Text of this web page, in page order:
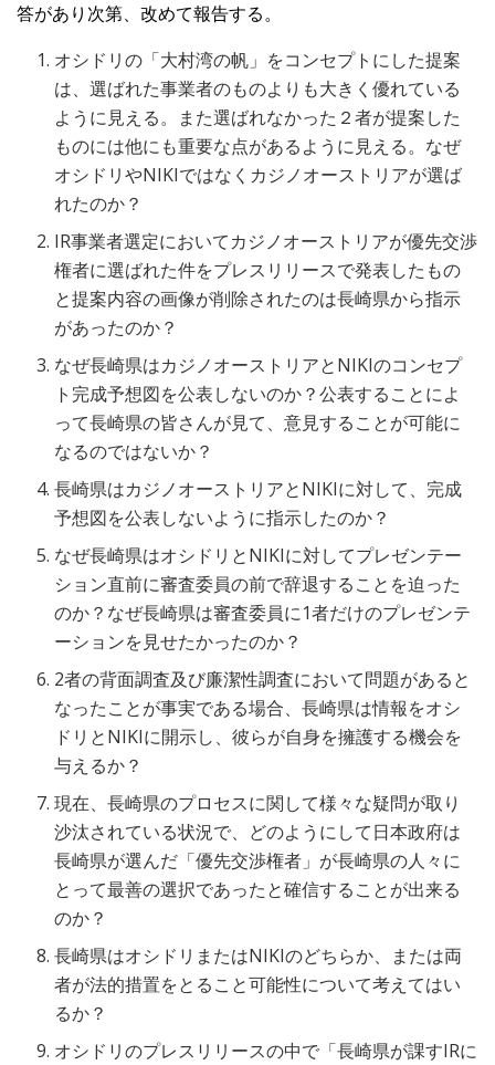
答があり次第、改めて報告する。
オシドリの「大村湾の帆」をコンセプトにした提案
は、選ばれた事業者のものよりも大きく優れている
ように見える。また選ばれなかった２者が提案した
ものには他にも重要な点があるように見える。なぜ
オシドリやNIKIではなくカジノオーストリアが選ば
れたのか？
IR事業者選定においてカジノオーストリアが優先交渉
権者に選ばれた件をプレスリリースで発表したもの
と提案内容の画像が削除されたのは長崎県から指示
があったのか？
なぜ長崎県はカジノオーストリアとNIKIのコンセプ
ト完成予想図を公表しないのか？公表することによ
って長崎県の皆さんが見て、意見することが可能に
なるのではないか？
長崎県はカジノオーストリアとNIKIに対して、完成
予想図を公表しないように指示したのか？
なぜ長崎県はオシドリとNIKIに対してプレゼンテー
ション直前に審査委員の前で辞退することを迫った
のか？なぜ長崎県は審査委員に1者だけのプレゼンテ
ーションを見せたかったのか？
2者の背面調査及び廉潔性調査において問題があると
なったことが事実である場合、長崎県は情報をオシ
ドリとNIKIに開示し、彼らが自身を擁護する機会を
与えるか？
現在、長崎県のプロセスに関して様々な疑問が取り
沙汰されている状況で、どのようにして日本政府は
長崎県が選んだ「優先交渉権者」が長崎県の人々に
とって最善の選択であったと確信することが出来る
のか？
長崎県はオシドリまたはNIKIのどちらか、または両
者が法的措置をとること可能性について考えてはい
るか？
オシドリのプレスリリースの中で「長崎県が課すIRに